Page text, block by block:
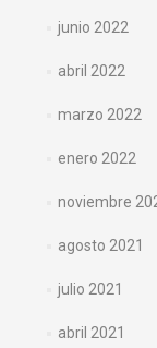
junio 2022
abril 2022
marzo 2022
enero 2022
noviembre
agosto 2021
julio 2021
abril 2021